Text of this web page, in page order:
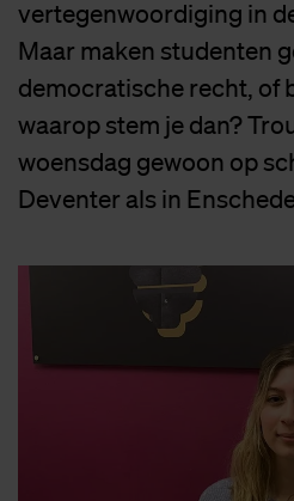
vertegenwoordiging in
Maar maken studenten
democratische recht, of
waarop stem je dan?
woensdag gewoon op
Deventer als in